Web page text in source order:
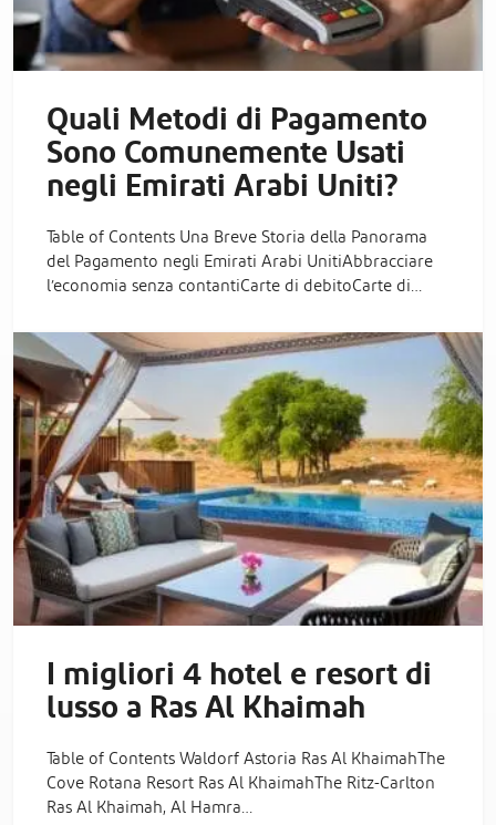
Quali Metodi di Pagamento
Sono Comunemente Usati
negli Emirati Arabi Uniti?
Table of Contents Una Breve Storia della Panorama
del Pagamento negli Emirati Arabi UnitiAbbracciare
l’economia senza contantiCarte di debitoCarte di…
I migliori 4 hotel e resort di
lusso a Ras Al Khaimah
Table of Contents Waldorf Astoria Ras Al KhaimahThe
Cove Rotana Resort Ras Al KhaimahThe Ritz-Carlton
Ras Al Khaimah, Al Hamra…